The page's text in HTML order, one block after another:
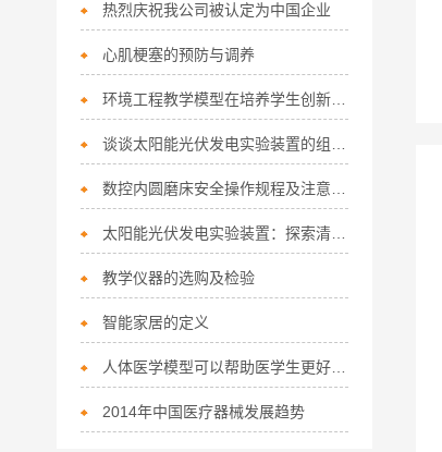
热烈庆祝我公司被认定为中国企业
心肌梗塞的预防与调养
环境工程教学模型在培养学生创新思维方面具有重要作用
太阳能光伏发电实验装置：探索清洁能源的奥秘
教学仪器的选购及检验
智能家居的定义
人体医学模型可以帮助医学生更好地理解人体结构和生理过程，从而提高诊断和治疗能力
2014年中国医疗器械发展趋势